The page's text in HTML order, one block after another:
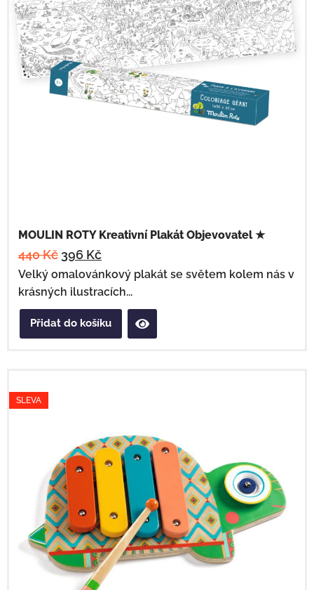
MOULIN ROTY Kreativní Plakát Objevovatel ★
440Kč 396 Kč
Velký omalovánkový plakát se světem kolem nás v
krásných ilustracích...
Přidat do košíku
SLEVA